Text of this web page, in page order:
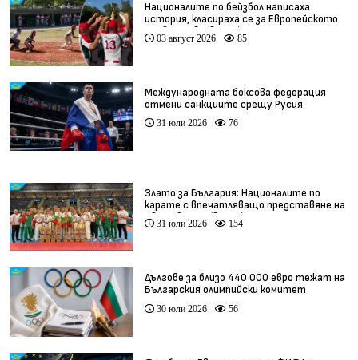
Националите по бейзбол написаха
история, класираха се за Европейското
първенство (видео)
03 август 2026 85
Международната боксова федерация
отмени санкциите срещу Русия
31 юли 2026 76
Злато за България: Националите по
карате с впечатляващо представяне на
Световното (видео)
31 юли 2026 154
Дългове за близо 440 000 евро тежат на
Българския олимпийски комитет
30 юли 2026 56